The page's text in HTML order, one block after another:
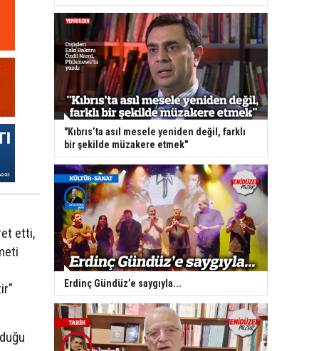
etti,
"Kıbrıs’ta asıl mesele yeniden değil, farklı
bir şekilde müzakere etmek"
Erdinç Gündüz’e saygıyla...